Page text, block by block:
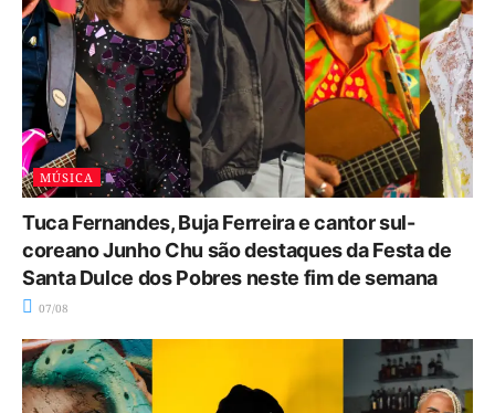
MÚSICA
Tuca Fernandes, Buja Ferreira e cantor sul-
coreano Junho Chu são destaques da Festa de
Santa Dulce dos Pobres neste fim de semana
07/08